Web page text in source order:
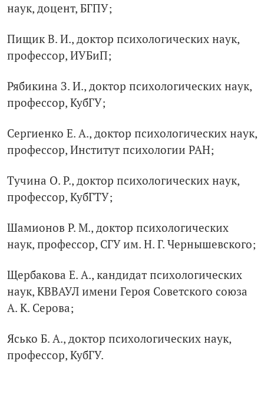
наук, доцент, БГПУ;
Пищик В. И., доктор психологических наук,
профессор, ИУБиП;
Рябикина З. И., доктор психологических наук,
профессор, КубГУ;
Сергиенко Е. А., доктор психологических наук,
профессор, Институт психологии РАН;
Тучина О. Р., доктор психологических наук,
профессор, КубГТУ;
Шамионов Р. М., доктор психологических
наук, профессор, СГУ им. Н. Г. Чернышевского;
Щербакова Е. А., кандидат психологических
наук, КВВАУЛ имени Героя Советского союза
А. К. Серова;
Ясько Б. А., доктор психологических наук,
профессор, КубГУ.